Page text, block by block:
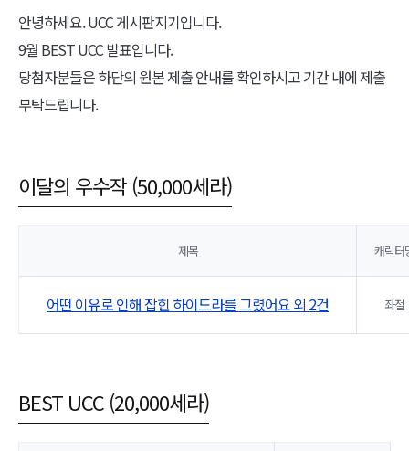
안녕하세요. UCC 게시판지기입니다.
9월 BEST UCC 발표입니다.
당첨자분들은 하단의 원본 제출 안내를 확인하시고 기간 내에 제출
부탁드립니다.
이달의 우수작 (50,000세라)
제목 캐릭터
어떤 이유로 인해 잡힌 하이드라를 그렸어요 외 2건 좌절
BEST UCC (20,000세라)